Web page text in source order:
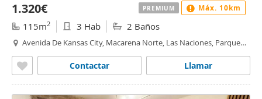
1.320€
115m2 3 Hab 2 Baños
Avenida De Kansas City, Macarena Norte, Las Naciones, Parque
Llamar
Contactar
PREMIUM Máx. 10km